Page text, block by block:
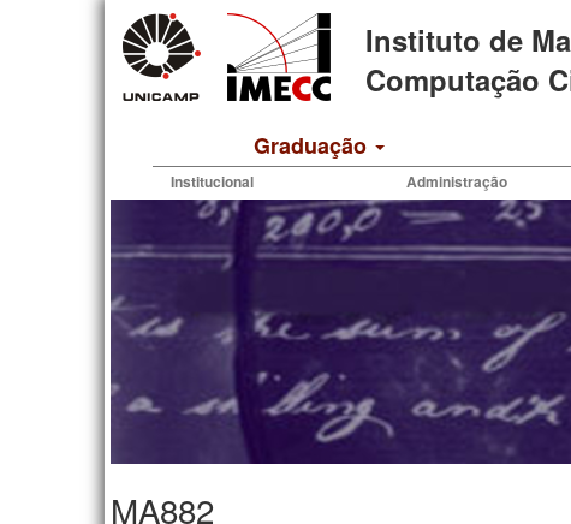
Instituto de
Computação
Graduação
Institucional Administração
MA882